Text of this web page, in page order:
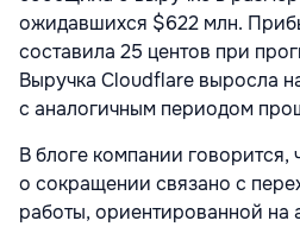
ожидавшихся $622 млн.
составила 25 центов при
Выручка Cloudflare выросла
с аналогичным периодом
В блоге компании говорится,
о сокращении связано с
работы, ориентированной на